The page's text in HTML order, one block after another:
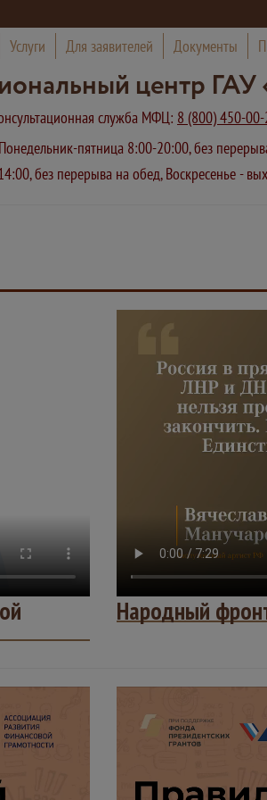
Услуги Для заявителей Документы
центр
служба МФЦ: 8 (800) 450-
пятница 8:00-20:00, без
без перерыва на обед, Воскресенье -
Народный